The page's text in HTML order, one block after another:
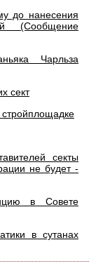
до нанесения
(Сообщение
Чарльза
сект
секты
не будет -
в Совете
в сутанах